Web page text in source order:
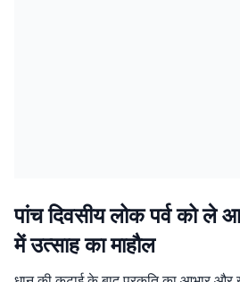
पांच दिवसीय लोक पर्व को ले
में उत्साह का माहौल